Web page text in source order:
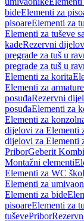
bideElementi za
pisoareElementi za
Elementi za tuševe
kadeRezervni
pregrade za tuš u
pregrade za tuš u
Elementi za korita
Elementi za armature
posuđaRezervni
posuđaElementi za
Elementi za
dijelovi za Elementi
dijelovi za Elementi
PriborGeberit
Montažni elementi
Elementi za WC
Elementi za
Elementi za bide
pisoareElementi za
tuševePribor